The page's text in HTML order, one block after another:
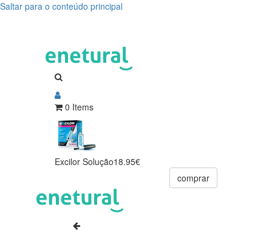
Saltar para o conteúdo principal
0 Items
Excilor Solução18.95€
comprar